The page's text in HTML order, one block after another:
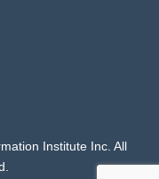
Institute Inc. All